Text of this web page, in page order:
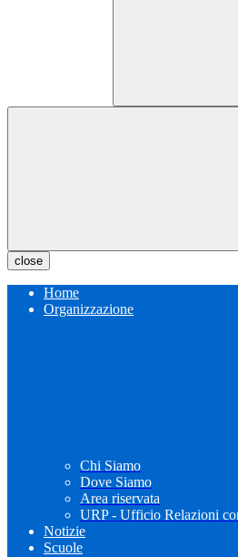
close
Home
Organizzazione
Chi Siamo
Dove Siamo
Area riservata
URP - Ufficio Relazioni
Notizie
Scuole